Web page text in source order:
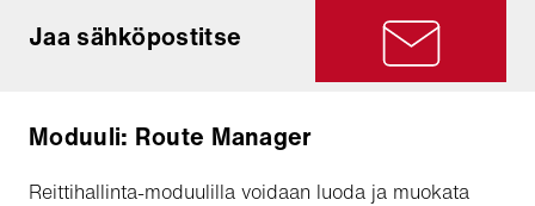
Jaa sähköpostitse
Moduuli: Route Manager
Reittihallinta-moduulilla voidaan luoda ja muokata